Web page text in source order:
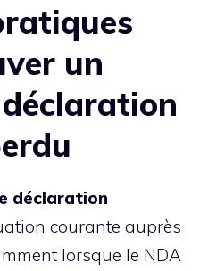
un
déclaration
courante auprès
lorsque le NDA